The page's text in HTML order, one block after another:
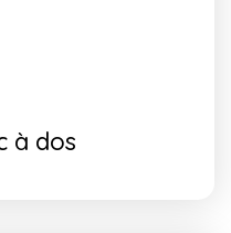
à dos